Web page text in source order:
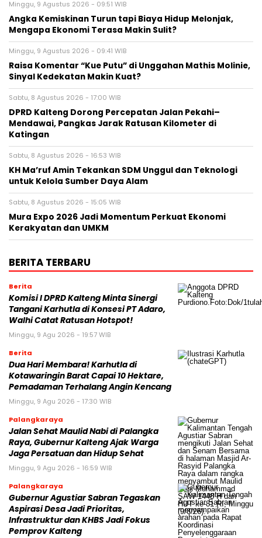
Minggu, 9 Agustus 2026 - 09:51 WIB
Angka Kemiskinan Turun tapi Biaya Hidup Melonjak,
Mengapa Ekonomi Terasa Makin Sulit?
Minggu, 9 Agustus 2026 - 09:41 WIB
Raisa Komentar “Kue Putu” di Unggahan Mathis Molinie,
Sinyal Kedekatan Makin Kuat?
Sabtu, 8 Agustus 2026 - 17:00 WIB
DPRD Kalteng Dorong Percepatan Jalan Pekahi–
Mendawai, Pangkas Jarak Ratusan Kilometer di
Katingan
Sabtu, 8 Agustus 2026 - 16:53 WIB
KH Ma’ruf Amin Tekankan SDM Unggul dan Teknologi
untuk Kelola Sumber Daya Alam
Sabtu, 8 Agustus 2026 - 15:05 WIB
Mura Expo 2026 Jadi Momentum Perkuat Ekonomi
Kerakyatan dan UMKM
BERITA TERBARU
Berita
Komisi I DPRD Kalteng Minta Sinergi
Tangani Karhutla di Konsesi PT Adaro,
Walhi Catat Ratusan Hotspot!
Minggu, 9 Agu 2026 - 19:57 WIB
Berita
Dua Hari Membara! Karhutla di
Kotawaringin Barat Capai 10 Hektare,
Pemadaman Terhalang Angin Kencang
Minggu, 9 Agu 2026 - 17:30 WIB
Palangkaraya
Jalan Sehat Maulid Nabi di Palangka
Raya, Gubernur Kalteng Ajak Warga
Jaga Persatuan dan Hidup Sehat
Minggu, 9 Agu 2026 - 16:59 WIB
Palangkaraya
Gubernur Agustiar Sabran Tegaskan
Aspirasi Desa Jadi Prioritas,
Infrastruktur dan KHBS Jadi Fokus
Pemprov Kalteng